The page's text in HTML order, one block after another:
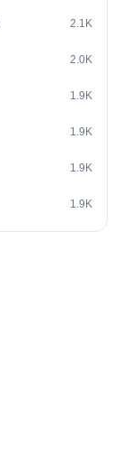
2.1K
2.0K
1.9K
1.9K
1.9K
1.9K